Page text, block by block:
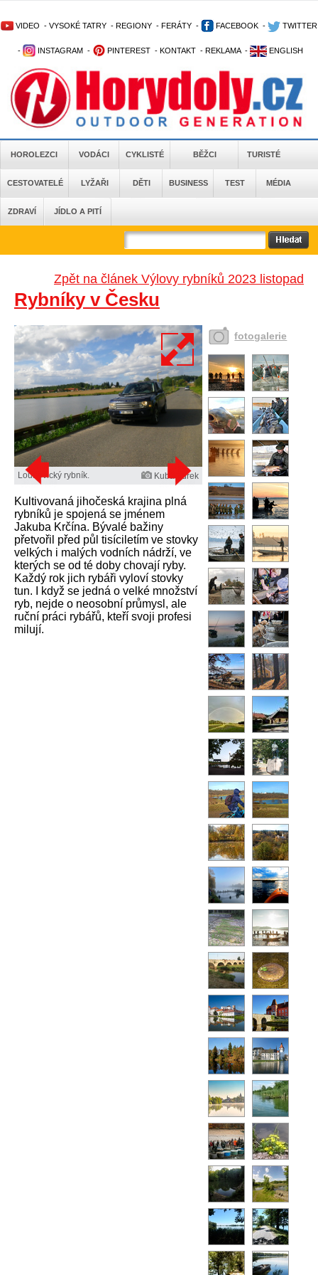
VIDEO - VYSOKÉ TATRY - REGIONY - FERÁTY - FACEBOOK - TWITTER
- INSTAGRAM - PINTEREST - KONTAKT - REKLAMA - ENGLISH
HOROLEZCI VODÁCI CYKLISTÉ BĚŽCI TURISTÉ
CESTOVATELÉ LYŽAŘI DĚTI BUSINESS TEST MÉDIA
ZDRAVÍ JÍDLO A PITÍ
Zpět na článek Výlovy rybníků 2023 listopad
Rybníky v Česku
Louňovický rybník. Kuba Turek
Kultivovaná jihočeská krajina plná
rybníků je spojená se jménem
Jakuba Krčína. Bývalé bažiny
přetvořil před půl tisíciletím ve stovky
velkých i malých vodních nádrží, ve
kterých se od té doby chovají ryby.
Každý rok jich rybáři vyloví stovky
tun. I když se jedná o velké množství
ryb, nejde o neosobní průmysl, ale
ruční práci rybářů, kteří svoji profesi
milují.
fotogalerie